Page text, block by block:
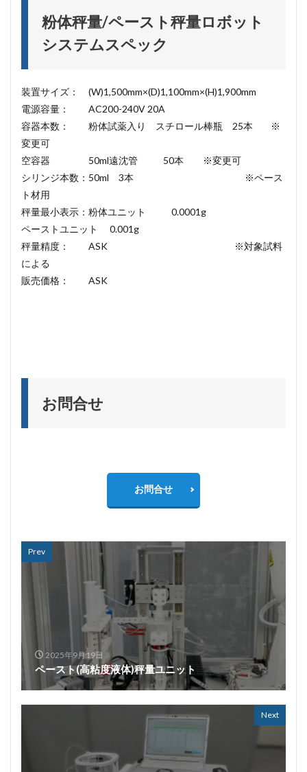
粉体秤量/ペースト秤量ロボット
システムスペック
装置サイズ： (W)1,500mm×(D)1,100mm×(H)1,900mm
電源容量： AC200-240V 20A
容器本数： 粉体試薬入り スチロール棒瓶 25本 ※
変更可
空容器 50ml遠沈管 50本 ※変更可
シリンジ本数：50ml 3本 ※ペース
ト材用
秤量最小表示：粉体ユニット 0.0001g
ペーストユニット 0.001g
秤量精度： ASK ※対象試料
による
販売価格： ASK
お問合せ
お問合せ
Prev
2025年9月19日
ペースト(高粘度液体)秤量ユニット
Next